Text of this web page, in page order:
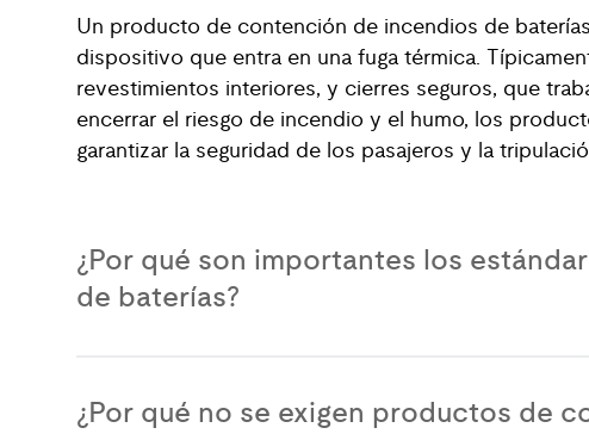
Un producto de contención de incendios de
dispositivo que entra en una fuga térmica.
revestimientos interiores, y cierres seguros, que
encerrar el riesgo de incendio y el humo, los
garantizar la seguridad de los pasajeros y la
¿Por qué son importantes los
de baterías?
¿Por qué no se exigen productos de